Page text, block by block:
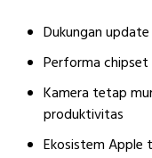
Dukungan
Performa
Kamera tetap
produktivitas
Ekosistem Apple